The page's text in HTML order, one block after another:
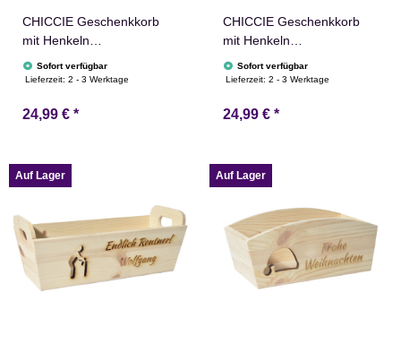
CHICCIE Geschenkkorb
mit Henkeln
Personalisierbar
Wunschtext mit Ringen
Holz Geschenkidee
Sofort verfügbar
Lieferzeit:2 - 3 Werktage
24,99 € *
CHICCIE Geschenkkorb
mit Henkeln
Personalisierbar
Wunschtext mit Zahl
Holz Geschenkidee
Sofort verfügbar
Lieferzeit:2 - 3 Werktage
24,99 € *
Auf Lager Auf Lager